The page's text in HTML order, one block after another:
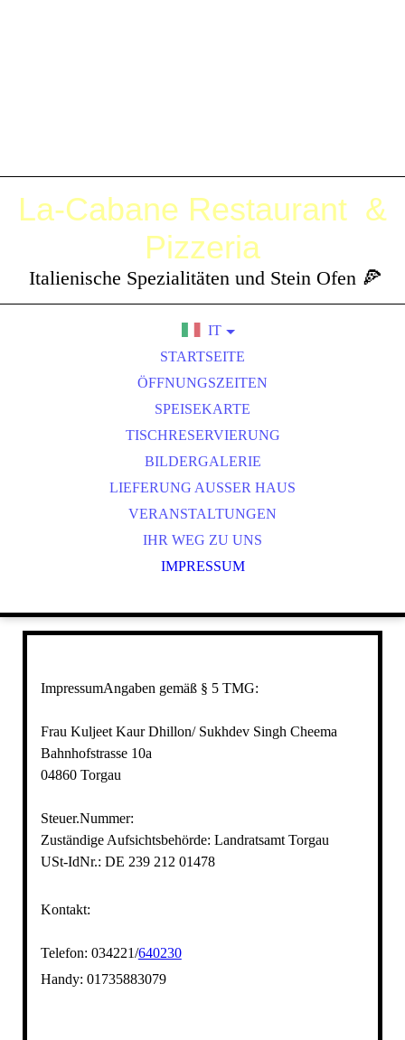
La-Cabane Restaurant &
Pizzeria
Italienische Spezialitäten und Stein Ofen 🍕
IT
STARTSEITE
ÖFFNUNGSZEITEN
SPEISEKARTE
TISCHRESERVIERUNG
BILDERGALERIE
LIEFERUNG AUSSER HAUS
VERANSTALTUNGEN
IHR WEG ZU UNS
IMPRESSUM
ImpressumAngaben gemäß § 5 TMG:
Frau Kuljeet Kaur Dhillon/ Sukhdev Singh Cheema
Bahnhofstrasse 10a
04860 Torgau
Steuer.Nummer:
Zuständige Aufsichtsbehörde: Landratsamt Torgau
USt-IdNr.: DE 239 212 01478
Kontakt:
Telefon: 034221/640230
Handy: 01735883079